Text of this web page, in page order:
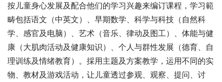
按儿童身心发展及配合他们的学习兴趣来编订课程，学习範
畴包括语文（中英文）、早期数学、科学与科技（自然科
学、感官及电脑）、艺术（音乐、律动及图工）、体能与健
康（大肌肉活动及健康知识）、个人与群性发展（德育、自
理训练及情绪教育）。採用主题及方案教学，运用不同的实
物、教材及游戏活动，让儿童透过参观、观察、提问、讨